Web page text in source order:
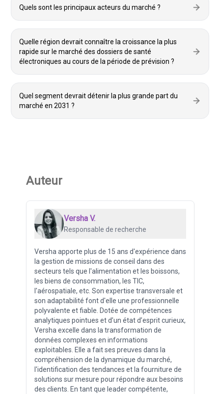
Quels sont les principaux acteurs du marché ?
Quelle région devrait connaître la croissance la plus
rapide sur le marché des dossiers de santé
électroniques au cours de la période de prévision ?
Quel segment devrait détenir la plus grande part du
marché en 2031 ?
Auteur
Versha V.
Responsable de recherche
Versha apporte plus de 15 ans d'expérience dans
la gestion de missions de conseil dans des
secteurs tels que l'alimentation et les boissons,
les biens de consommation, les TIC,
l'aérospatiale, etc. Son expertise transversale et
son adaptabilité font d'elle une professionnelle
polyvalente et fiable. Dotée de compétences
analytiques pointues et d’un état d’esprit curieux,
Versha excelle dans la transformation de
données complexes en informations
exploitables. Elle a fait ses preuves dans la
compréhension de la dynamique du marché,
l'identification des tendances et la fourniture de
solutions sur mesure pour répondre aux besoins
des clients. En tant que leader compétente,